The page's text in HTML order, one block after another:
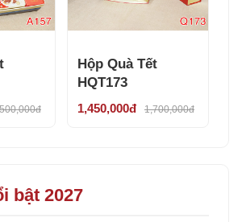
Hộp Quà Tết
HQT173
1,450,000đ 1,700,000đ
bật 2027